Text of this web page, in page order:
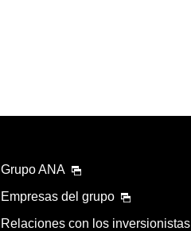
Grupo ANA
Empresas del grupo
Relaciones con los inversionistas